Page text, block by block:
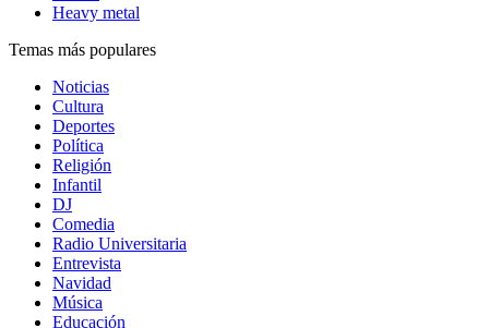
Heavy metal
Temas más populares
Noticias
Cultura
Deportes
Política
Religión
Infantil
DJ
Comedia
Radio Universitaria
Entrevista
Navidad
Música
Educación